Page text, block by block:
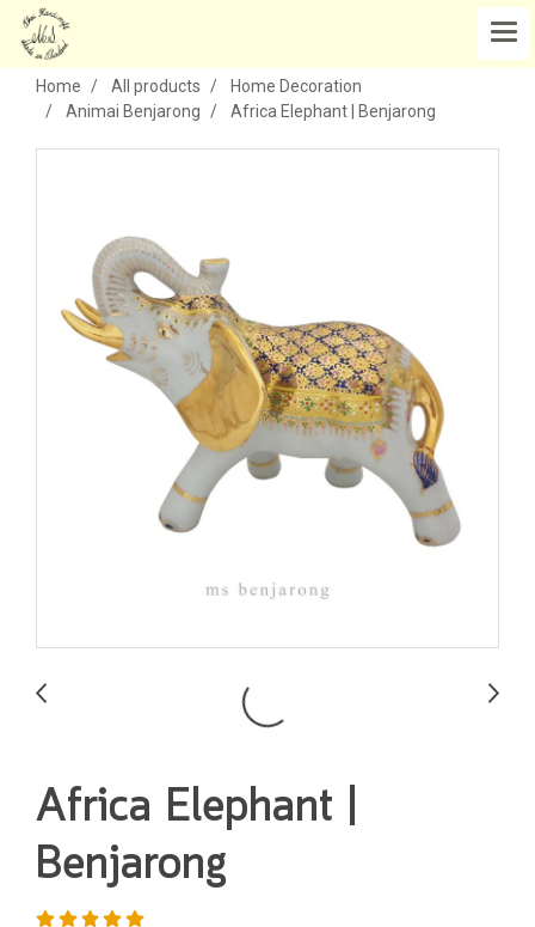
Home All products
Home Decoration
Animai Benjarong
Africa Elephant | Benjarong
Africa Elephant |
Benjarong